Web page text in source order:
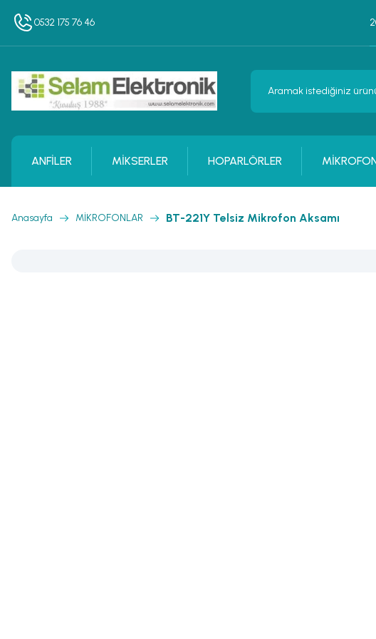
0532 175 76 46
ANFİLER MİKSERLER HOPARLÖRLER
Anasayfa MİKROFONLAR BT-221Y Telsiz Mikrofon Aksamı